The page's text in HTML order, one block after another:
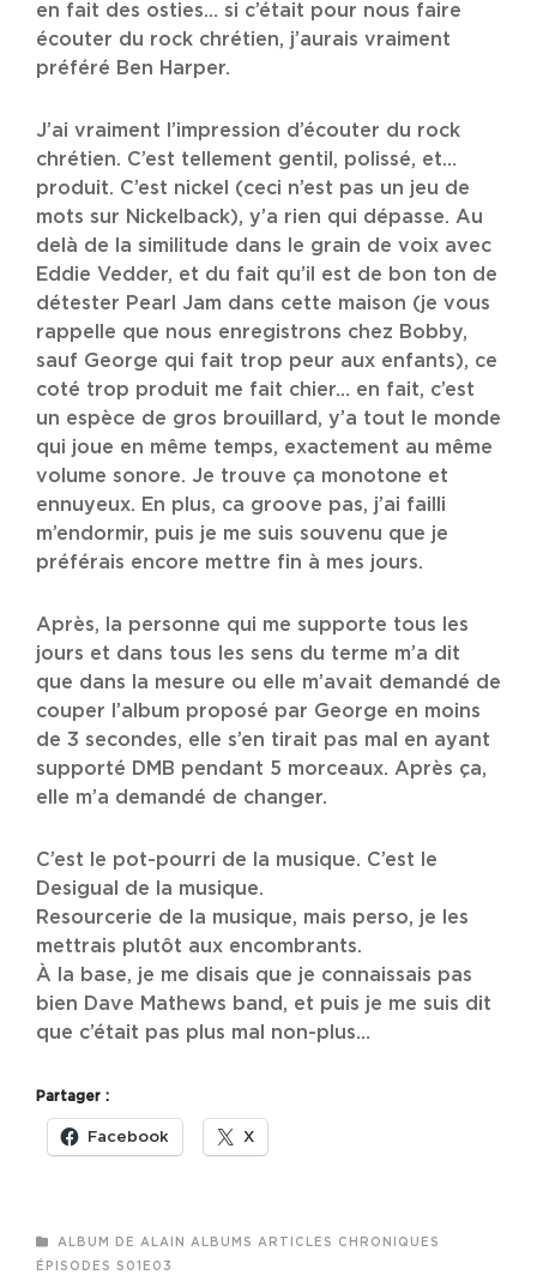
en fait des osties… si c’était pour nous faire
écouter du rock chrétien, j’aurais vraiment
préféré Ben Harper.
J’ai vraiment l’impression d’écouter du rock
chrétien. C’est tellement gentil, polissé, et…
produit. C’est nickel (ceci n’est pas un jeu de
mots sur Nickelback), y’a rien qui dépasse. Au
delà de la similitude dans le grain de voix avec
Eddie Vedder, et du fait qu’il est de bon ton de
détester Pearl Jam dans cette maison (je vous
rappelle que nous enregistrons chez Bobby,
sauf George qui fait trop peur aux enfants), ce
coté trop produit me fait chier… en fait, c’est
un espèce de gros brouillard, y’a tout le monde
qui joue en même temps, exactement au même
volume sonore. Je trouve ça monotone et
ennuyeux. En plus, ca groove pas, j’ai failli
m’endormir, puis je me suis souvenu que je
préférais encore mettre fin à mes jours.
Après, la personne qui me supporte tous les
jours et dans tous les sens du terme m’a dit
que dans la mesure ou elle m’avait demandé de
couper l’album proposé par George en moins
de 3 secondes, elle s’en tirait pas mal en ayant
supporté DMB pendant 5 morceaux. Après ça,
elle m’a demandé de changer.
C’est le pot-pourri de la musique. C’est le
Desigual de la musique.
Resourcerie de la musique, mais perso, je les
mettrais plutôt aux encombrants.
À la base, je me disais que je connaissais pas
bien Dave Mathews band, et puis je me suis dit
que c’était pas plus mal non-plus…
Partager :
Facebook X
CATEGORIES
ALBUM DE ALAIN ALBUMS ARTICLES
CHRONIQUES
ÉPISODES
S01E03